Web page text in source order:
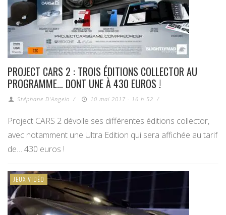
PROJECT CARS 2 : TROIS ÉDITIONS COLLECTOR AU
PROGRAMME… DONT UNE À 430 EUROS !
Stéphane D'Angelo / 10 mai 2017 - 16 h 52 /
Project CARS 2 dévoile ses différentes éditions collector,
avec notamment une Ultra Edition qui sera affichée au tarif
de… 430 euros !
JEUX VIDÉO